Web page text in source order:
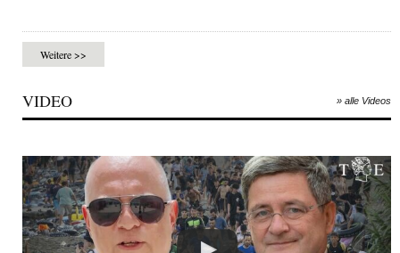
Weitere >>
VIDEO » alle Videos